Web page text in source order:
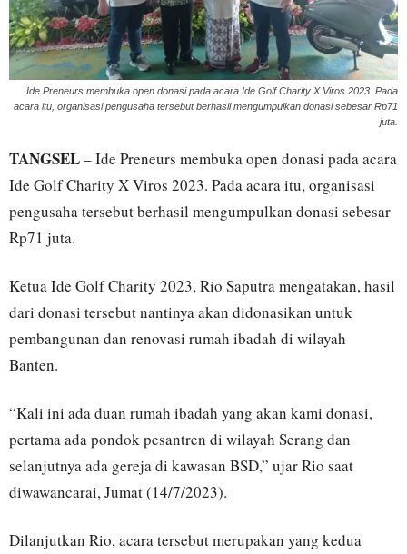
Ide Preneurs membuka open donasi pada acara Ide Golf Charity X Viros 2023. Pada
acara itu, organisasi pengusaha tersebut berhasil mengumpulkan donasi sebesar Rp71
juta.
TANGSEL– Ide Preneurs membuka open donasi pada acara
Ide Golf Charity X Viros 2023. Pada acara itu, organisasi
pengusaha tersebut berhasil mengumpulkan donasi sebesar
Rp71 juta.
Ketua Ide Golf Charity 2023, Rio Saputra mengatakan, hasil
dari donasi tersebut nantinya akan didonasikan untuk
pembangunan dan renovasi rumah ibadah di wilayah
Banten.
“Kali ini ada duan rumah ibadah yang akan kami donasi,
pertama ada pondok pesantren di wilayah Serang dan
selanjutnya ada gereja di kawasan BSD,” ujar Rio saat
diwawancarai, Jumat (14/7/2023).
Dilanjutkan Rio, acara tersebut merupakan yang kedua